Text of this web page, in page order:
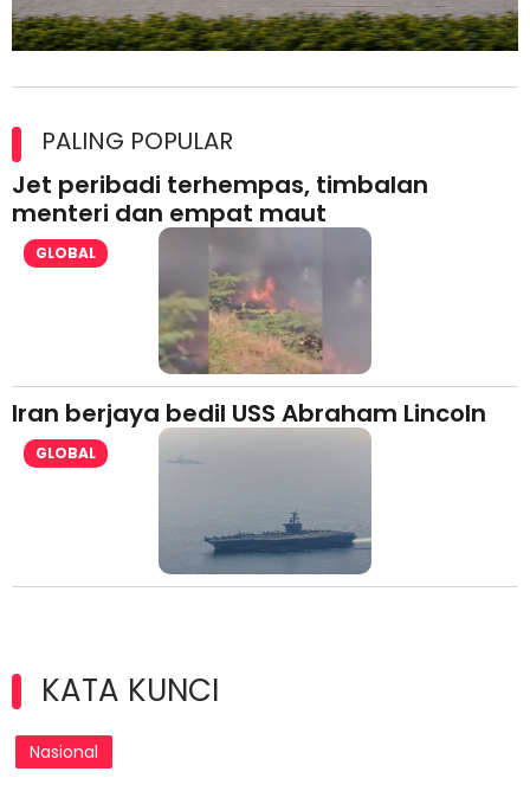
lesen separuh pertama 2026
PALING POPULAR
Jet peribadi terhempas, timbalan
menteri dan empat maut
GLOBAL
Iran berjaya bedil USS Abraham Lincoln
GLOBAL
KATA KUNCI
Nasional